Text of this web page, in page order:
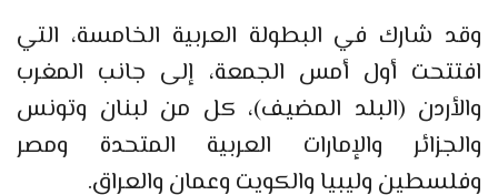
وقد شارك في البطولة العربية الخامسة، التي
افتتحت أول أمس الجمعة، إلى جانب المغرب
والأردن (البلد المضيف)، كل من لبنان وتونس
والجزائر والإمارات العربية المتحدة ومصر
وفلسطين وليبيا والكويت وعمان والعراق.